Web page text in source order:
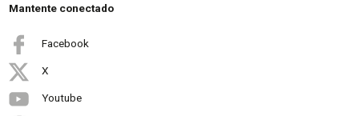
Mantente conectado
Facebook
X
Youtube